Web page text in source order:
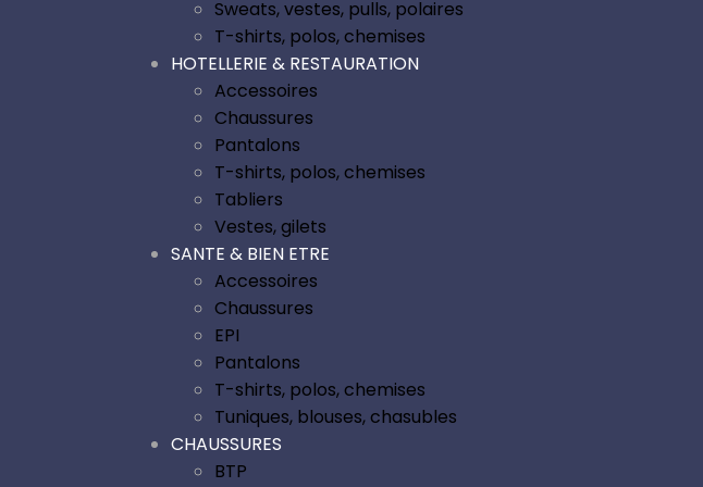
Sweats, vestes, pulls, polaires
T-shirts, polos, chemises
HOTELLERIE & RESTAURATION
Accessoires
Chaussures
Pantalons
T-shirts, polos, chemises
Tabliers
Vestes, gilets
SANTE & BIEN ETRE
Accessoires
Chaussures
EPI
Pantalons
T-shirts, polos, chemises
Tuniques, blouses, chasubles
CHAUSSURES
BTP